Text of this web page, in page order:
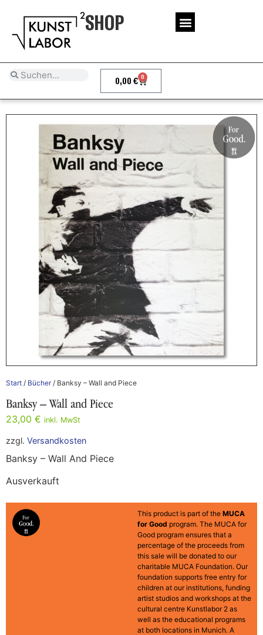
SHOP
0,00€ 0
Start / Bücher/ Banksy – Wall and Piece
Banksy – Wall and Piece
23,00 € inkl. MwSt
zzgl. Versandkosten
Banksy – Wall And Piece
Ausverkauft
This product is part of the MUCA
for Good program. The MUCA for
Good program ensures that a
percentage of the proceeds from
this sale will be donated to our
charitable MUCA Foundation. Our
foundation supports free entry for
children at our institutions, funding
artist studios and workshops at the
cultural centre Kunstlabor 2 as
well as the educational programs
at both locations in Munich. A